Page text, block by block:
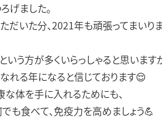
げました。
だいた分、2021年も頑張ってまいり
う方が多くいらっしゃると思います
れる年になると信じております😌
体を手に入れるためにも、
も食べて、免疫力を高めましょう💪